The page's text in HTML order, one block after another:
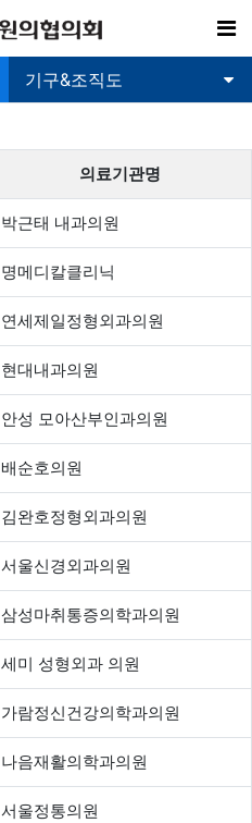
기구&조직도
의료기관명
박근태 내과의원
명메디칼클리닉
연세제일정형외과의원
현대내과의원
안성 모아산부인과의원
배순호의원
김완호정형외과의원
서울신경외과의원
삼성마취통증의학과의원
세미 성형외과 의원
가람정신건강의학과의원
나음재활의학과의원
서울정통의원